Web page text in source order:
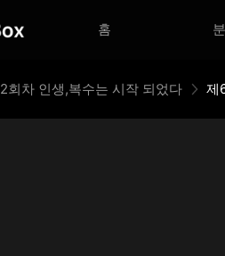
홈
2회차 인생,복수는 시작 되었다 제